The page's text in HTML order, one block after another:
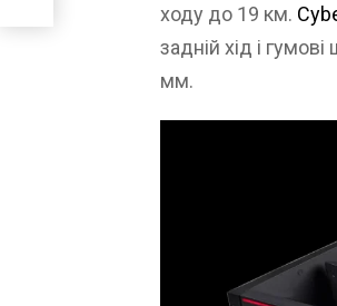
ходу до 19 км.
задній хід і
мм.